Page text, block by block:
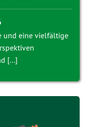
und eine vielfältige
[...]